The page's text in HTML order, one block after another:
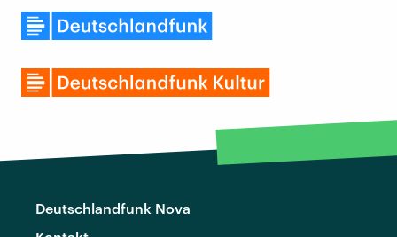
Deutschlandfunk Nova